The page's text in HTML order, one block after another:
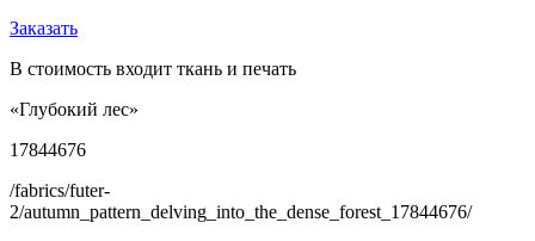
Заказать
В стоимость входит ткань и печать
«Глубокий лес»
17844676
/fabrics/futer-
2/autumn_pattern_delving_into_the_dense_forest_17844676/